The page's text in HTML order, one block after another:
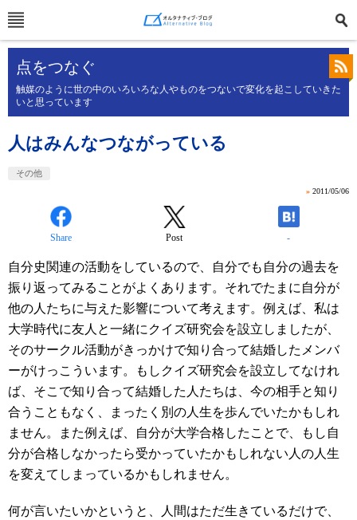
点をつなぐ
触媒のように世の中のいろいろな人やものをつないで変化を起こしていきた
いと思っています
人はみんなつながっている
その他
» 2011/05/06
Share Post -
自分史関連の活動をしているので、自分でも自分の過去を
振り返ってみることがよくあります。それでたまに自分が
他の人たちに与えた影響について考えます。例えば、私は
大学時代に友人と一緒にクイズ研究会を設立しましたが、
そのサークル活動がきっかけで知り合って結婚したメンバ
ーがけっこういます。もしクイズ研究会を設立してなけれ
ば、そこで知り合って結婚した人たちは、今の相手と知り
合うこともなく、まったく別の人生を歩んでいたかもしれ
ません。また例えば、自分が大学合格したことで、もし自
分が合格しなかったら受かっていたかもしれない人の人生
を変えてしまっているかもしれません。
何が言いたいかというと、人間はただ生きているだけで、